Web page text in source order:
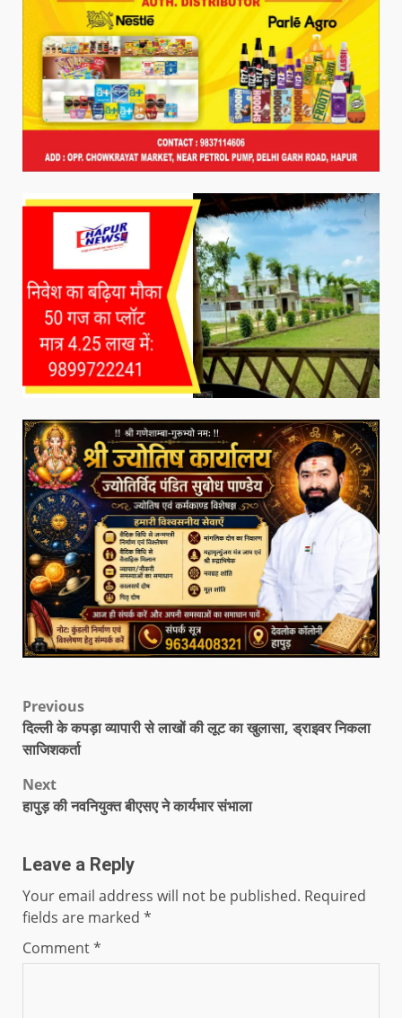
Previous
दिल्ली के कपड़ा व्यापारी से लाखों की लूट का खुलासा, ड्राइवर निकला
साजिशकर्ता
Next
हापुड़ की नवनियुक्त बीएसए ने कार्यभार संभाला
Leave a Reply
Your email address will not be published. Required
fields are marked *
Comment*